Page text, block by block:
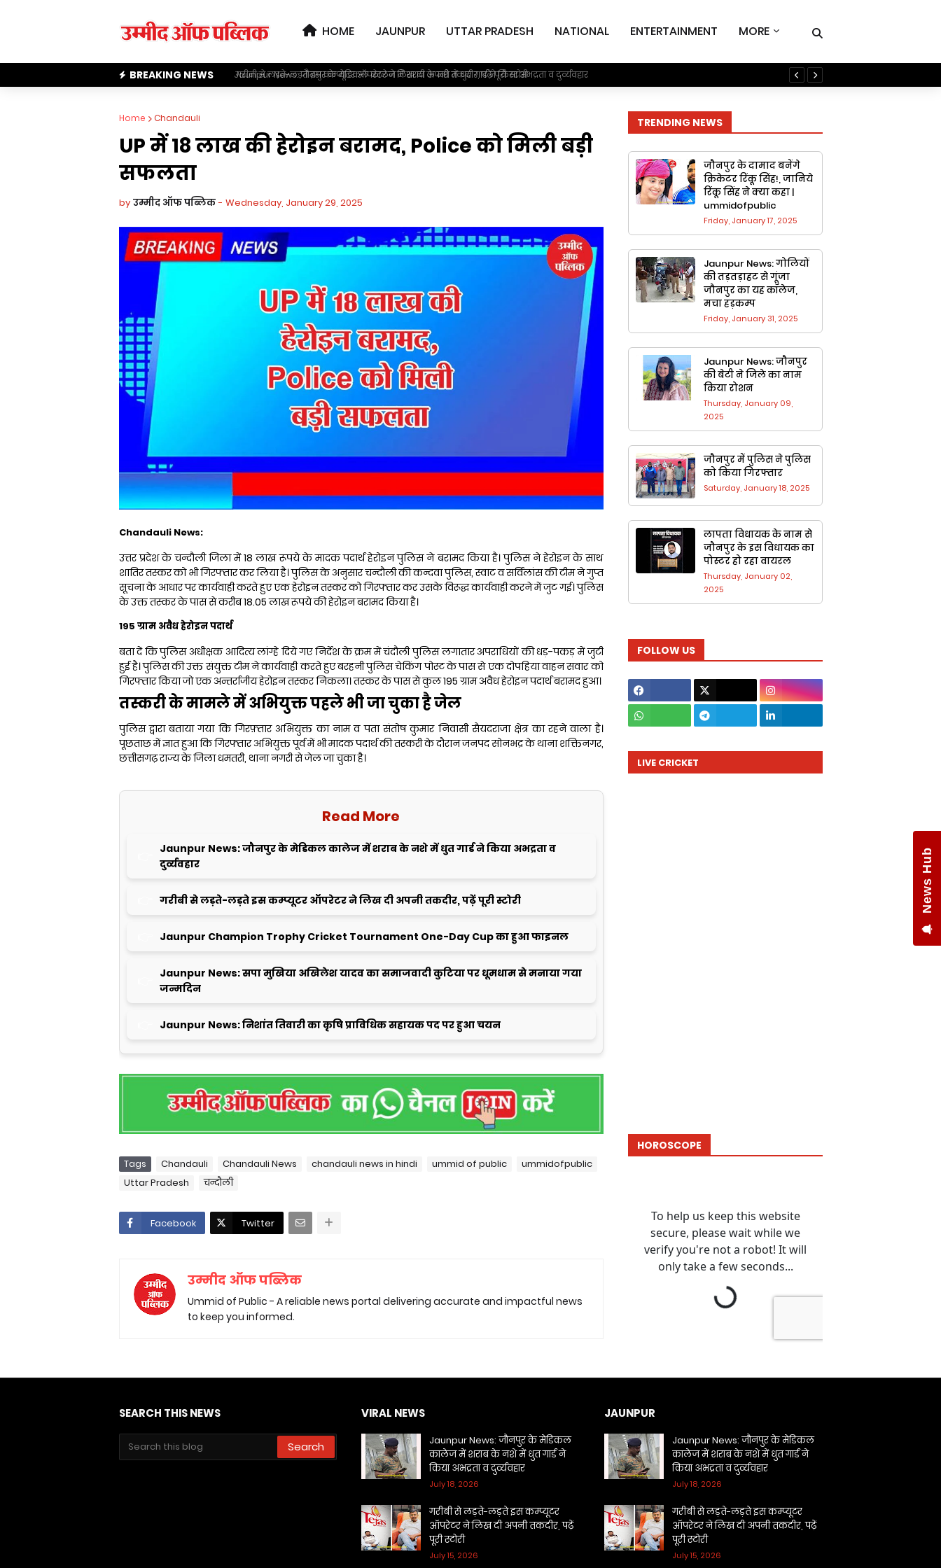
HOME JAUNPUR UTTAR PRADESH NATIONAL ENTERTAINMENT MORE
BREAKING NEWS Jaunpur News: जौनपुर के मेडिकल कालेज में शराब के नशे में धुत गार्ड ने किया अभद्रता व दुर्व्यवहार
गरीबी से लड़ते-लड़ते इस कम्प्यूटर ऑपरेटर ने लिख दी अपनी तकदीर, पढ़ें पूरी स्टोरी
Home Chandauli
UP में 18 लाख की हेरोइन बरामद, Police को मिली बड़ी
सफलता
by उम्मीद ऑफ पब्लिक - Wednesday, January 29, 2025
Chandauli News:
उत्तर प्रदेश के चन्दौली जिला में 18 लाख रूपये के मादक पदार्थ हेरोइन पुलिस ने बरामद किया है। पुलिस ने हेरोइन के साथ
शातिर तस्कर को भी गिरफ्तार कर लिया है। पुलिस के अनुसार चन्दौली की कन्दवा पुलिस, स्वाट व सर्विलांस की टीम ने गुप्त
सूचना के आधार पर कार्यवाही करते हुए एक हेरोइन तस्कर को गिरफ्तार कर उसके विरूद्ध कार्यवाही करने में जुट गई। पुलिस
के उक्त तस्कर के पास से करीब 18.05 लाख रूपये की हेरोइन बरामद किया है।
195 ग्राम अवैध हेरोइन पदार्थ
बता दें कि पुलिस अधीक्षक आदित्य लांग्हे दिये गए निर्देश के क्रम में चंदौली पुलिस लगातार अपराधियों की धड़-पकड़ में जुटी
हुई है। पुलिस की उक्त संयुक्त टीम ने कार्यवाही करते हुए बरहनी पुलिस चेकिंग पोस्ट के पास से एक दोपहिया वाहन सवार को
गिरफ्तार किया जो एक अन्तर्राजीय हेरोइन तस्कर निकला। तस्कर के पास से कुल 195 ग्राम अवैध हेरोइन पदार्थ बरामद हुआ।
तस्करी के मामले में अभियुक्त पहले भी जा चुका है जेल
पुलिस द्वारा बताया गया कि गिरफ़्तार अभियुक्त का नाम व पता संतोष कुमार निवासी सैयदराजा क्षेत्र का रहने वाला है।
पूछताछ में ज्ञात हुआ कि गिरफ्तार अभियुक्त पूर्व में भी मादक पदार्थ की तस्करी के दौरान जनपद सोनभद्र के थाना शक्तिनगर,
छत्तीसगढ़ राज्य के जिला धमतरी, थाना नगरी से जेल जा चुका है।
Read More
Jaunpur News: जौनपुर के मेडिकल कालेज में शराब के नशे में धुत गार्ड ने किया अभद्रता व
दुर्व्यवहार
गरीबी से लड़ते-लड़ते इस कम्प्यूटर ऑपरेटर ने लिख दी अपनी तकदीर, पढ़ें पूरी स्टोरी
Jaunpur Champion Trophy Cricket Tournament One-Day Cup का हुआ फाइनल
Jaunpur News: सपा मुखिया अखिलेश यादव का समाजवादी कुटिया पर धूमधाम से मनाया गया
जन्मदिन
Jaunpur News: निशांत तिवारी का कृषि प्राविधिक सहायक पद पर हुआ चयन
Tags Chandauli Chandauli News chandauli news in hindi ummid of public
ummidofpublic
Uttar Pradesh
चन्दौली
Facebook Twitter
उम्मीद ऑफ पब्लिक
Ummid of Public - A reliable news portal delivering accurate and impactful news
to keep you informed.
TRENDING NEWS
जौनपुर के दामाद बनेंगे
क्रिकेटर रिंकू सिंह!, जानिये
रिंकू सिंह ने क्या कहा |
ummidofpublic
Friday, January 17, 2025
Jaunpur News: गोलियों
की तड़तड़ाहट से गूंजा
जौनपुर का यह कॉलेज,
मचा हड़कम्प
Friday, January 31, 2025
Jaunpur News: जौनपुर
की बेटी ने जिले का नाम
किया रोशन
Thursday, January 09,
2025
जौनपुर में पुलिस ने पुलिस
को किया गिरफ्तार
Saturday, January 18, 2025
लापता विधायक के नाम से
जौनपुर के ​इस वि​धायक का
पोस्टर हो रहा वायरल
Thursday, January 02,
2025
FOLLOW US
LIVE CRICKET
HOROSCOPE
SEARCH THIS NEWS VIRAL NEWS
Jaunpur News: जौनपुर के मेडिकल
कालेज में शराब के नशे में धुत गार्ड ने
किया अभद्रता व दुर्व्यवहार
July 18, 2026
गरीबी से लड़ते-लड़ते इस कम्प्यूटर
ऑपरेटर ने लिख दी अपनी तकदीर, पढ़ें
पूरी स्टोरी
July 15, 2026
JAUNPUR
Jaunpur News: जौनपुर के मेडिकल
कालेज में शराब के नशे में धुत गार्ड ने
किया अभद्रता व दुर्व्यवहार
July 18, 2026
गरीबी से लड़ते-लड़ते इस कम्प्यूटर
ऑपरेटर ने लिख दी अपनी तकदीर, पढ़ें
पूरी स्टोरी
July 15, 2026
News Hub